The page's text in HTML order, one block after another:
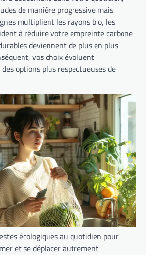
de manière progressive mais
multiplient les rayons bio, les
à réduire votre empreinte carbone
deviennent de plus en plus
vos choix évoluent
options plus respectueuses de
écologiques au quotidien pour
et se déplacer autrement